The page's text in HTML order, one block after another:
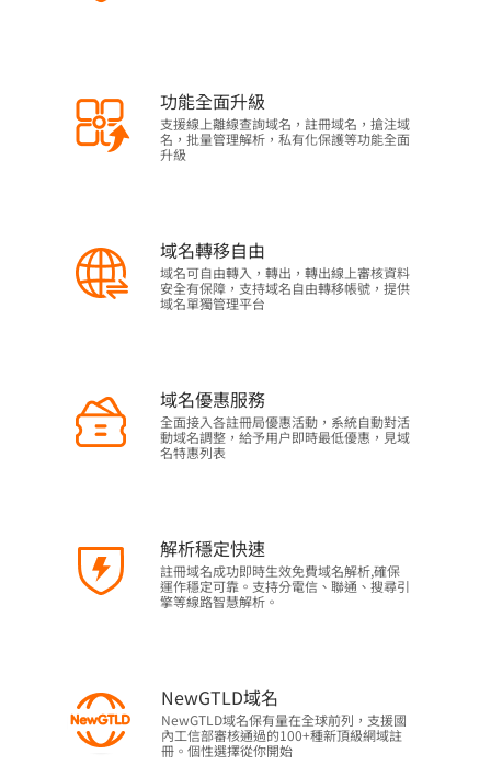
功能全面升級
支援線上離線查詢域名，註冊域名，搶注域
名，批量管理解析，私有化保護等功能全面
升級
域名轉移自由
域名可自由轉入，轉出，轉出線上審核資料
安全有保障，支持域名自由轉移帳號，提供
域名單獨管理平台
域名優惠服務
全面接入各註冊局優惠活動，系統自動對活
動域名調整，給予用户即時最低優惠，見域
名特惠列表
解析穩定快速
註冊域名成功即時生效免費域名解析,確保
運作穩定可靠。支持分電信、聯通、搜尋引
擎等線路智慧解析。
NewGTLD域名
NewGTLD域名保有量在全球前列，支援國
內工信部審核通過的100+種新頂級網域註
冊。個性選擇從你開始